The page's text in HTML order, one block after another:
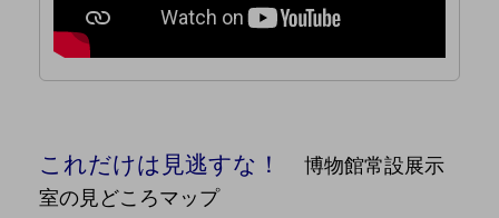
これだけは見逃すな！
博物館常設展示
室の見どころマップ